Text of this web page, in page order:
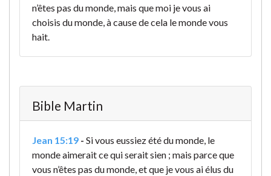
n’êtes pas du monde, mais que moi je vous ai
choisis du monde, à cause de cela le monde vous
hait.
Bible Martin
Jean 15:19 - Si vous eussiez été du monde, le
monde aimerait ce qui serait sien ; mais parce que
vous n’êtes pas du monde, et que je vous ai élus du